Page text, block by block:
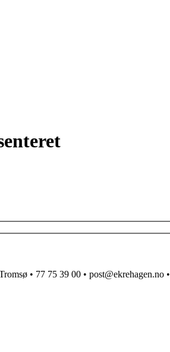
• 77 75 39 00 • post@ekrehagen.no •